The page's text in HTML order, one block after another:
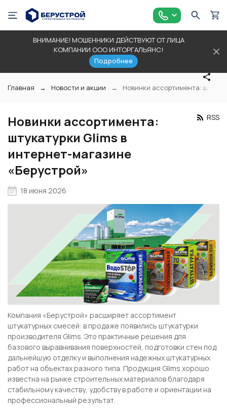
ВНИМАНИЕ! МОШЕННИКИ ДЕЙСТВУЮТ ОТ ЛИЦА
КОМПАНИИ ООО ИНТОРГАЛЬЯНС!
Подробнее
Главная Новости и акции Новинки ассортимента:
Новинки ассортимента:
штукатурки Glims в
интернет-магазине
«Берустрой»
RSS
18 июня 2026
Компания «Берустрой» расширяет ассортимент
штукатурных смесей: в продаже появились штукатурки
производителя Glims. Это практичные решения для
базового выравнивания поверхностей, подготовки стен под
дальнейшую отделку и выполнения надежных штукатурных
работ на объектах разного типа. Продукция Glims хорошо
известна на рынке строительных материалов благодаря
стабильному качеству, удобству в работе и ориентации на
профессиональный результат.